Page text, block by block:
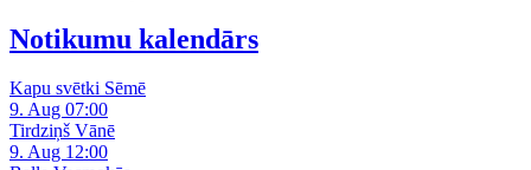
Notikumu kalendārs
Kapu svētki Sēmē
9. Aug 07:00
Tirdziņš Vānē
9. Aug 12:00